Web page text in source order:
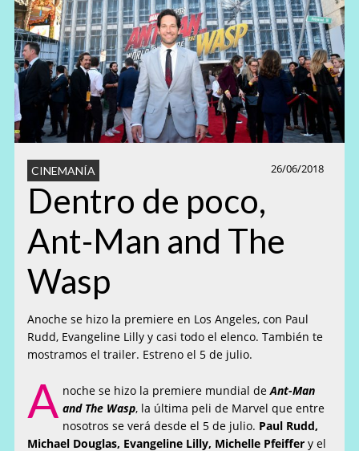
26/06/2018
CINEMANÍA
Dentro de poco,
Ant-Man and The
Wasp
Anoche se hizo la premiere en Los Angeles, con Paul
Rudd, Evangeline Lilly y casi todo el elenco. También te
mostramos el trailer. Estreno el 5 de julio.
A noche se hizo la premiere mundial deAnt-Man
and The Wasp, la última peli de Marvel que entre
nosotros se verá desde el 5 de julio. Paul Rudd,
Michael Douglas, Evangeline Lilly, Michelle Pfeiffer y el